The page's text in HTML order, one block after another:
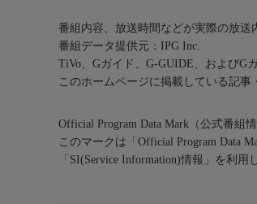
番組内容、放送時間などが実際の放送
番組データ提供元：IPG Inc.
TiVo、Gガイド、G-GUIDE、およびG
このホームページに掲載している記事
Official Program Data Mark（公式番組情
このマークは「Official Program Data
「SI(Service Information)情報」を利